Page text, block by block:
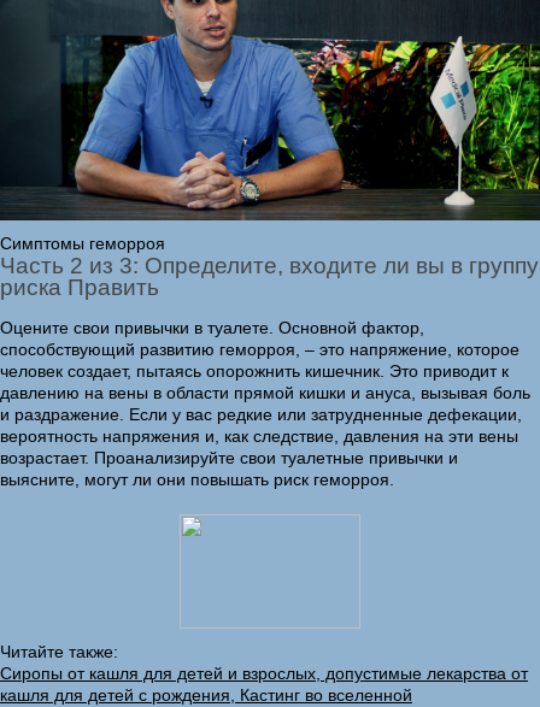
Симптомы геморроя
Часть 2 из 3: Определите, входите ли вы в группу
риска Править
Оцените свои привычки в туалете. Основной фактор,
способствующий развитию геморроя, – это напряжение, которое
человек создает, пытаясь опорожнить кишечник. Это приводит к
давлению на вены в области прямой кишки и ануса, вызывая боль
и раздражение. Если у вас редкие или затрудненные дефекации,
вероятность напряжения и, как следствие, давления на эти вены
возрастает. Проанализируйте свои туалетные привычки и
выясните, могут ли они повышать риск геморроя.
Читайте также:
Сиропы от кашля для детей и взрослых, допустимые лекарства от
кашля для детей с рождения, Кастинг во вселенной